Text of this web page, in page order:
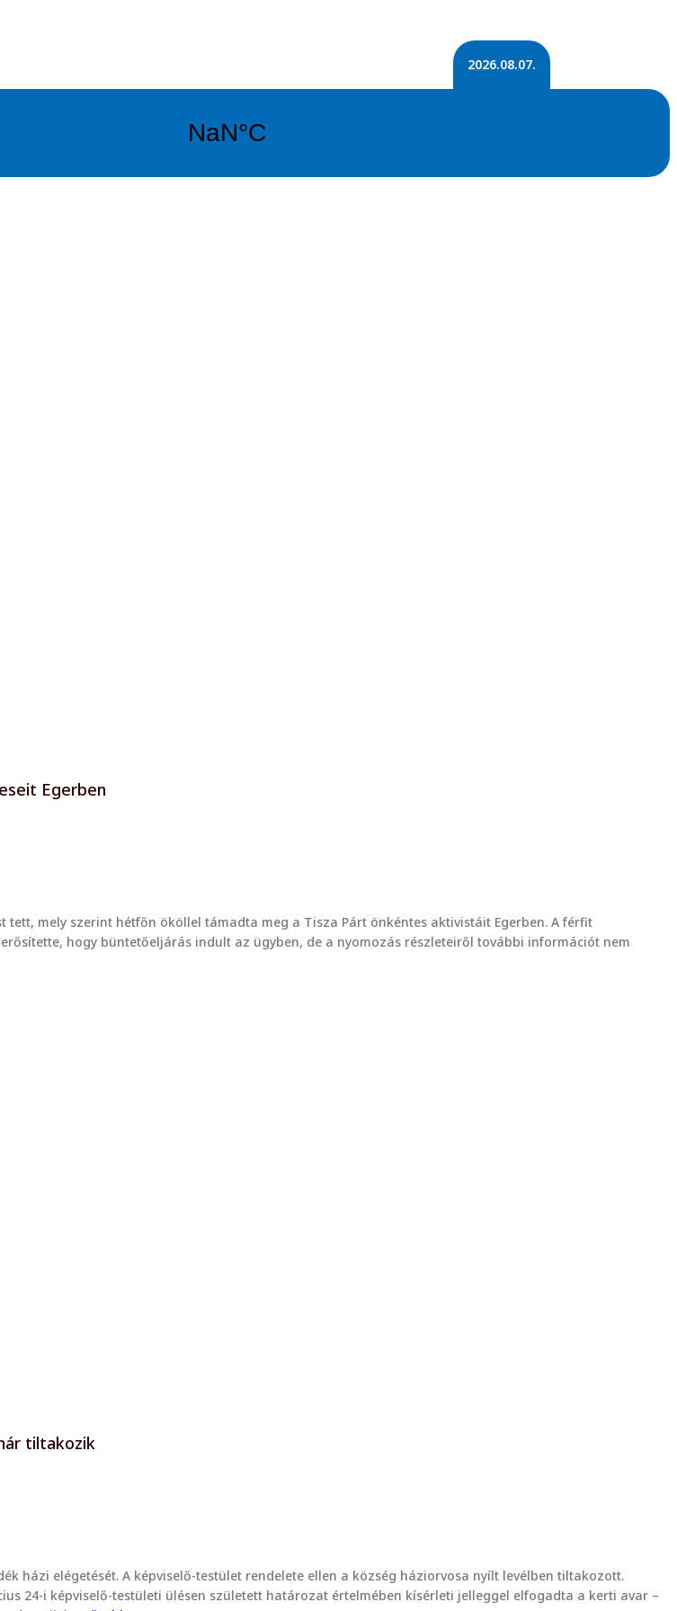
2026.08.07.
Egerben
mely szerint hétfőn ököllel támadta meg a Tisza Párt önkéntes aktivistáit Egerben. A férfit
hogy büntetőeljárás indult az ügyben, de a nyomozás részleteiről további információt nem
tiltakozik
házi elégetését. A képviselő-testület rendelete ellen a község háziorvosa nyílt levélben tiltakozott.
24-i képviselő-testületi ülésen született határozat értelmében kísérleti jelleggel elfogadta a kerti avar –